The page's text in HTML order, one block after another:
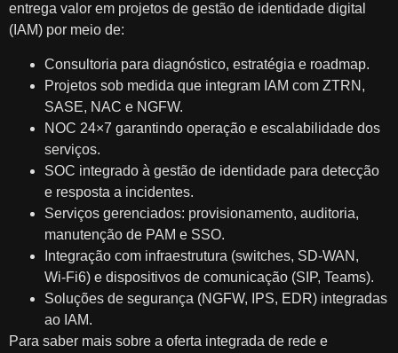
entrega valor em projetos de gestão de identidade digital
(IAM) por meio de:
Consultoria para diagnóstico, estratégia e roadmap.
Projetos sob medida que integram IAM com ZTRN,
SASE, NAC e NGFW.
NOC 24×7 garantindo operação e escalabilidade dos
serviços.
SOC integrado à gestão de identidade para detecção
e resposta a incidentes.
Serviços gerenciados: provisionamento, auditoria,
manutenção de PAM e SSO.
Integração com infraestrutura (switches, SD‑WAN,
Wi‑Fi6) e dispositivos de comunicação (SIP, Teams).
Soluções de segurança (NGFW, IPS, EDR) integradas
ao IAM.
Para saber mais sobre a oferta integrada de rede e